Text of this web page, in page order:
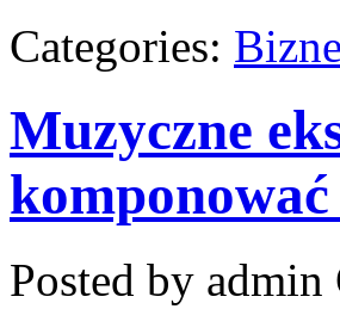
Categories:
Muzyczne
Posted by admin